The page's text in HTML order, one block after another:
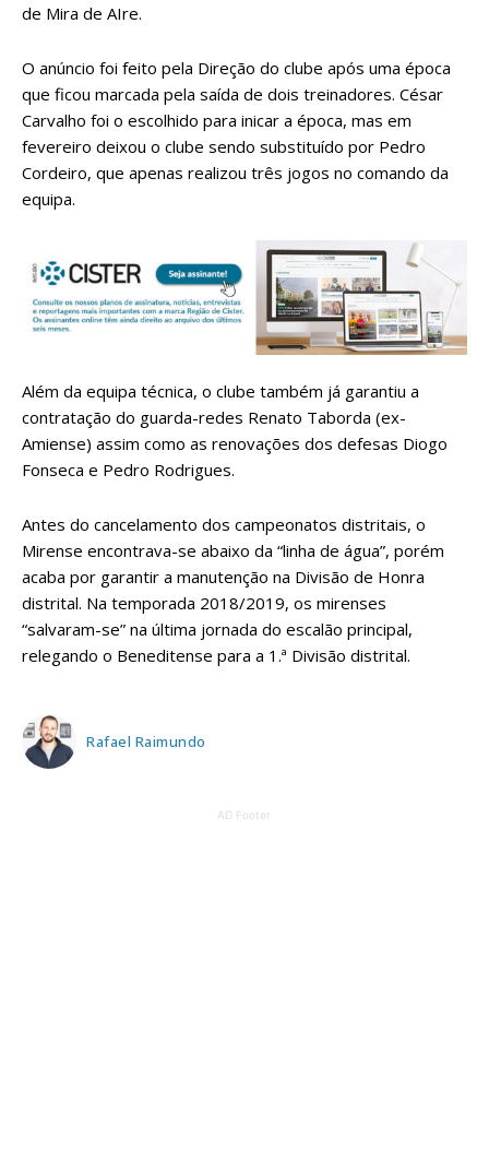
de Mira de AIre.
O anúncio foi feito pela Direção do clube após uma época
que ficou marcada pela saída de dois treinadores. César
Carvalho foi o escolhido para inicar a época, mas em
fevereiro deixou o clube sendo substituído por Pedro
Cordeiro, que apenas realizou três jogos no comando da
equipa.
Além da equipa técnica, o clube também já garantiu a
contratação do guarda-redes Renato Taborda (ex-
Amiense) assim como as renovações dos defesas Diogo
Fonseca e Pedro Rodrigues.
Antes do cancelamento dos campeonatos distritais, o
Mirense encontrava-se abaixo da “linha de água”, porém
acaba por garantir a manutenção na Divisão de Honra
distrital. Na temporada 2018/2019, os mirenses
“salvaram-se” na última jornada do escalão principal,
relegando o Beneditense para a 1.ª Divisão distrital.
Rafael Raimundo
AD Footer